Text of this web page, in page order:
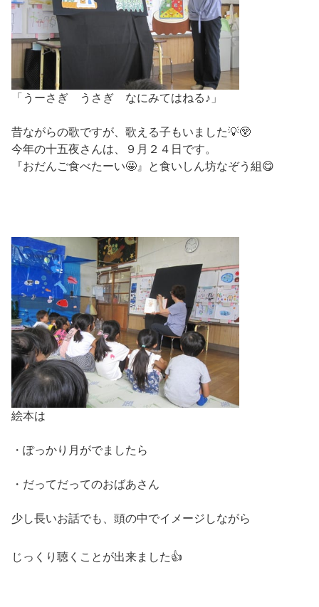
「うーさぎ うさぎ なにみてはねる♪」
昔ながらの歌ですが、歌える子もいました💡😲
今年の十五夜さんは、９月２４日です。
『おだんご食べたーい🤩』と食いしん坊なぞう組😋
絵本は
・ぽっかり月がでましたら
・だってだってのおばあさん
少し長いお話でも、頭の中でイメージしながら
じっくり聴くことが出来ました👍